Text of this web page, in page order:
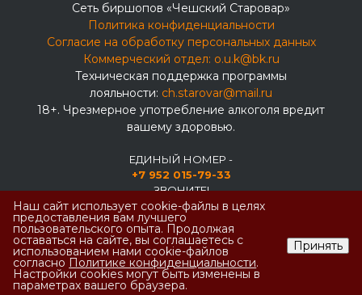
Сеть биршопов «Чешский Старовар»
Политика конфиденциальности
Согласие на обработку персональных данных
Коммерческий отдел: o.u.k@bk.ru
Техническая поддержка программы
лояльности: ch.starovar@mail.ru
18+. Чрезмерное употребление алкоголя вредит
вашему здоровью.
ЕДИНЫЙ НОМЕР -
+7 952 015-79-33
ЗВОНИТЕ!
Наш сайт использует cookie-файлы в целях
предоставления вам лучшего
пользовательского опыта. Продолжая
оставаться на сайте, вы соглашаетесь с
использованием нами cookie-файлов
согласно Политике конфиденциальности.
Настройки cookies могут быть изменены в
параметрах вашего браузера.
Принять